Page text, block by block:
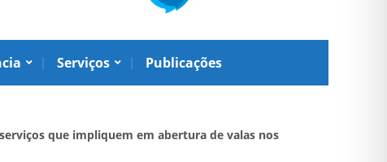
Serviços Publicações
que impliquem em abertura de valas nos